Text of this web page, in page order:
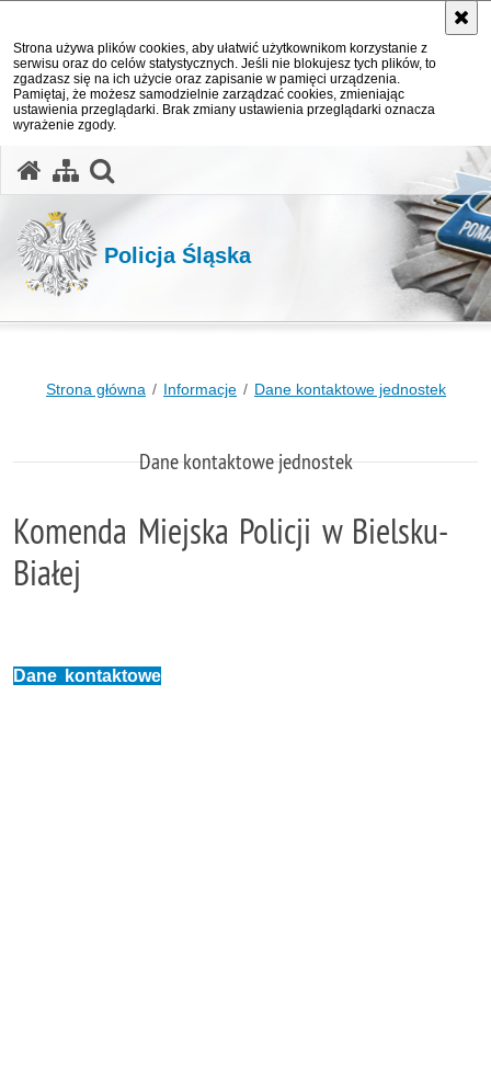
Strona używa plików cookies, aby ułatwić użytkownikom korzystanie z
serwisu oraz do celów statystycznych. Jeśli nie blokujesz tych plików, to
zgadzasz się na ich użycie oraz zapisanie w pamięci urządzenia.
Pamiętaj, że możesz samodzielnie zarządzać cookies, zmieniając
ustawienia przeglądarki. Brak zmiany ustawienia przeglądarki oznacza
wyrażenie zgody.
Policja Śląska
Strona główna Informacje Dane kontaktowe jednostek
Dane kontaktowe jednostek
Komenda Miejska Policji w Bielsku-
Białej
Dane kontaktowe